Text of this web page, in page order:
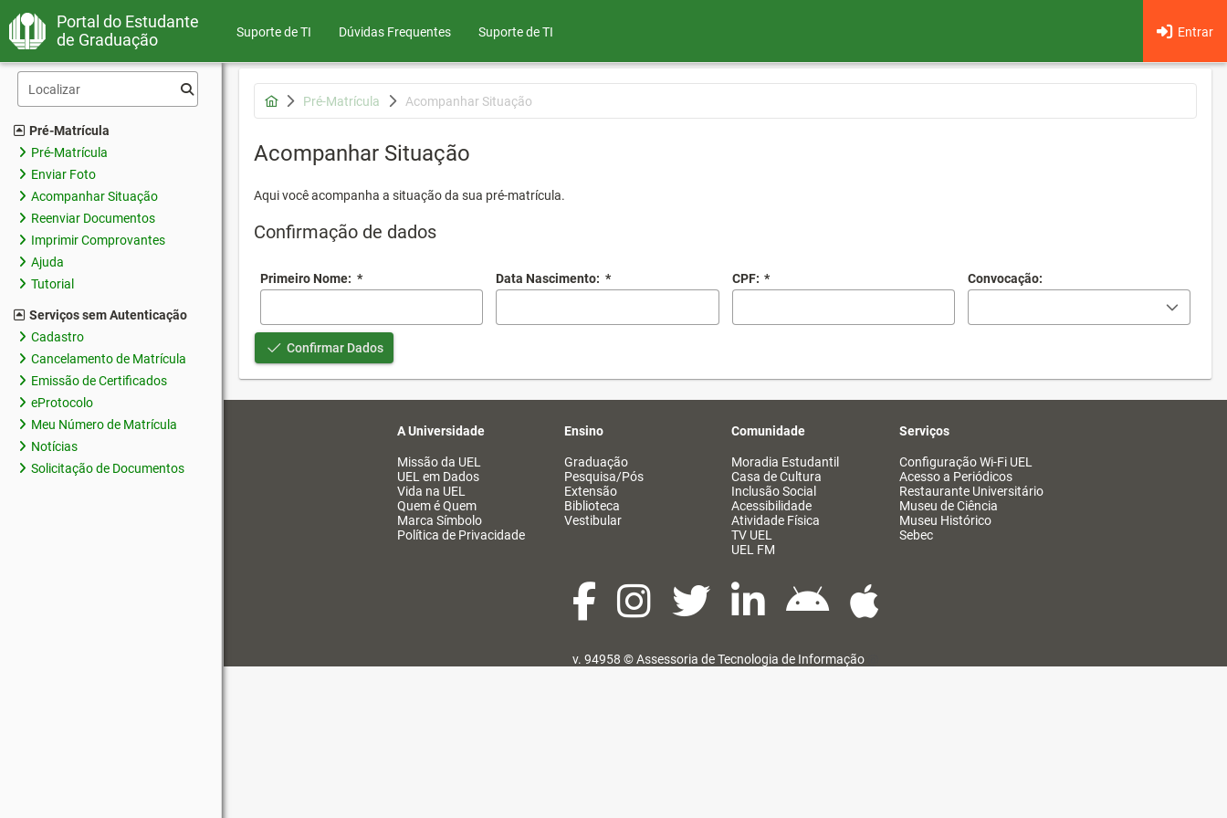
Portal do Estudante
de Graduação
Suporte de TI Dúvidas Frequentes Entrar
Suporte de TI
Pré-Matrícula
Pré-Matrícula
Enviar Foto
Acompanhar Situação
Reenviar Documentos
Imprimir Comprovantes
Ajuda
Tutorial
Serviços sem Autenticação
Cadastro
Cancelamento de Matrícula
Emissão de Certificados
eProtocolo
Meu Número de Matrícula
Notícias
Solicitação de Documentos
Pré-Matrícula Acompanhar Situação
Acompanhar Situação
Aqui você acompanha a situação da sua pré-matrícula.
Confirmação de dados
Primeiro Nome: * Data Nascimento: * CPF: * Convocação:
Confirmar Dados
A Universidade
Missão da UEL
UEL em Dados
Vida na UEL
Quem é Quem
Marca Símbolo
Política de Privacidade
Ensino
Graduação
Pesquisa/Pós
Extensão
Biblioteca
Vestibular
Comunidade
Moradia Estudantil
Casa de Cultura
Inclusão Social
Acessibilidade
Atividade Física
TV UEL
UEL FM
Serviços
Configuração Wi-Fi UEL
Acesso a Periódicos
Restaurante Universitário
Museu de Ciência
Museu Histórico
Sebec
v. 94958 ©Assessoria de Tecnologia de Informação